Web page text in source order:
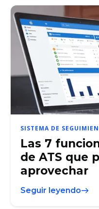
SISTEMA DE
Las 7
de ATS que
aprovechar
Seguir leyendo